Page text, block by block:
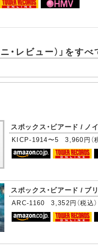
ニ・レビュー）」をす
スポックス・ビアード /
KICP-1914〜5 3,960円（
スポックス・ビアード / ブ
ARC-1160 3,352円（税